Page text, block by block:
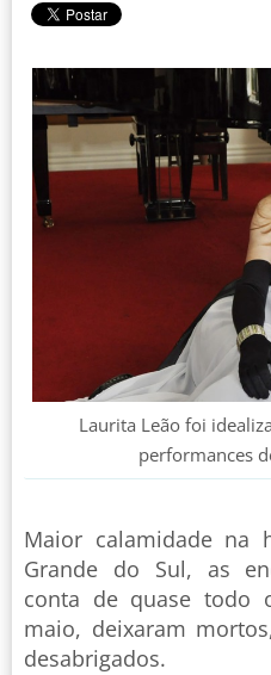
Laurita Leão foi
performances
Maior calamidade na
Grande do Sul, as
conta de quase todo
maio, deixaram
desabrigados.